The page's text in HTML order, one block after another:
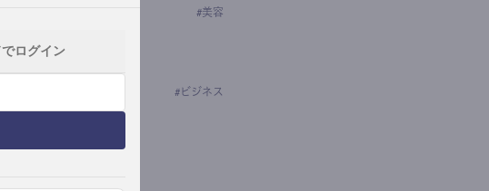
ログイン
#美容
# ビジネス